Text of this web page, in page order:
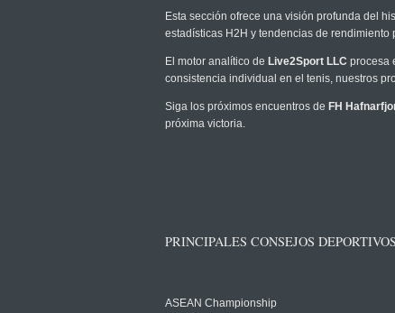
Esta sección ofrece una visión profunda del
estadísticas H2H y tendencias de
El motor analítico de Live2Sport LLC procesa
consistencia individual en el tenis, nuestros
Siga los próximos encuentros de FH
próxima victoria.
PRINCIPALES CONSEJOS
ASEAN Championship